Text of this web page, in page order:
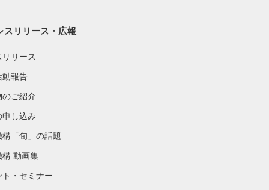
スリリース・広報
リース
動報告
のご紹介
申し込み
構「旬」の話題
構 動画集
ト・セミナー